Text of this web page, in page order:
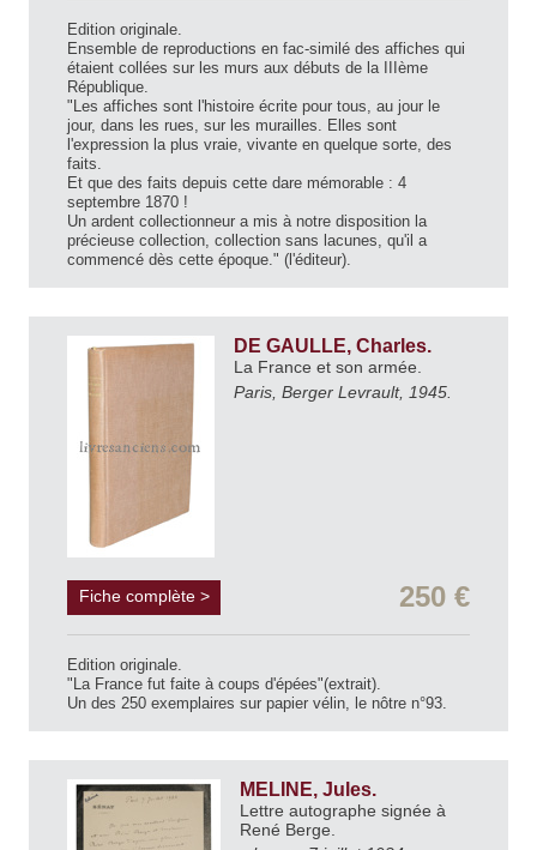
Edition originale.
Ensemble de reproductions en fac-similé des affiches qui
étaient collées sur les murs aux débuts de la IIIème
République.
"Les affiches sont l'histoire écrite pour tous, au jour le
jour, dans les rues, sur les murailles. Elles sont
l'expression la plus vraie, vivante en quelque sorte, des
faits.
Et que des faits depuis cette dare mémorable : 4
septembre 1870 !
Un ardent collectionneur a mis à notre disposition la
précieuse collection, collection sans lacunes, qu'il a
commencé dès cette époque." (l'éditeur).
DE GAULLE, Charles.
La France et son armée.
Paris, Berger Levrault, 1945.
Fiche complète > 250 €
Edition originale.
"La France fut faite à coups d'épées"(extrait).
Un des 250 exemplaires sur papier vélin, le nôtre n°93.
MELINE, Jules.
Lettre autographe signée à
René Berge.